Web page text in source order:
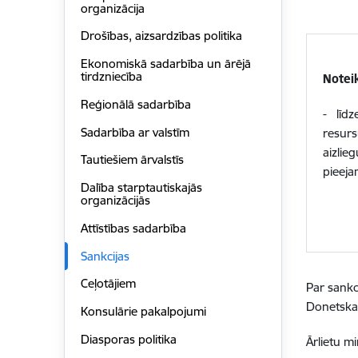
organizācija
Drošības, aizsardzības politika
Ekonomiskā sadarbība un ārējā
tirdzniecība
Reģionālā sadarbība
Sadarbība ar valstīm
Tautiešiem ārvalstīs
Dalība starptautiskajās
organizācijās
Attīstības sadarbība
Sankcijas
Ceļotājiem
Konsulārie pakalpojumi
Diasporas politika
-
Par
Ārlietu